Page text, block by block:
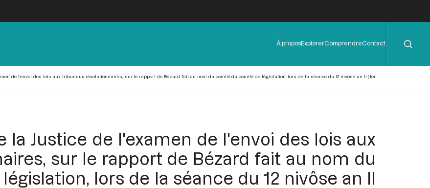
Menu
de
À proposExplorerComprendreContact
de l'envoi des lois aux tribunaux révolutionnaires, sur le rapport de Bézard fait au nom du comité du comité de législation, lors de la séance du 12 nivôse an II (1er
la Justice de l'examen de l'envoi des lois aux
sur le rapport de Bézard fait au nom du
lors de la séance du 12 nivôse an II